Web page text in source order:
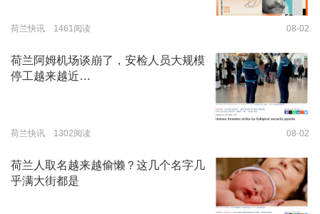
荷兰快讯 1461阅读 08-02
荷兰阿姆机场谈崩了，安检人员大规模
停工越来越近…
荷兰快讯 1302阅读 08-02
荷兰人取名越来越偷懒？这几个名字几
乎满大街都是